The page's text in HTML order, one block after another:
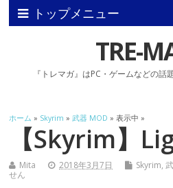
トップメニュー
TRE-
『トレマガ』はPC・ゲームなどの
ホーム » Skyrim »武器 MOD » 表示中 »
【Skyrim】
Mita 2018年3月7日 Skyrim,
せん